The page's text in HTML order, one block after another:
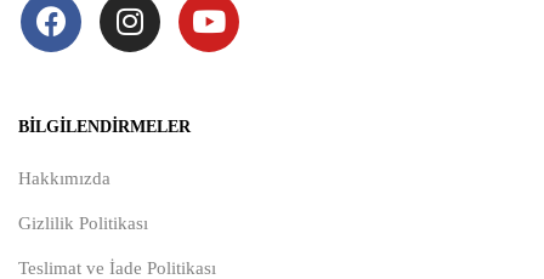
BILGILENDIRMELER
Hakkımızda
Gizlilik Politikası
Teslimat ve İade Politikası